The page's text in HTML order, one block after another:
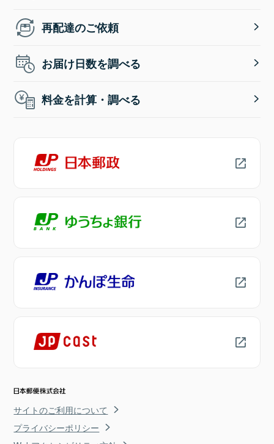
再配達のご依頼
お届け日数を調べる
料金を計算・調べる
サイトのご利用について
プライバシーポリシー